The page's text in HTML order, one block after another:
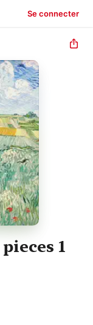
Se connecter
1